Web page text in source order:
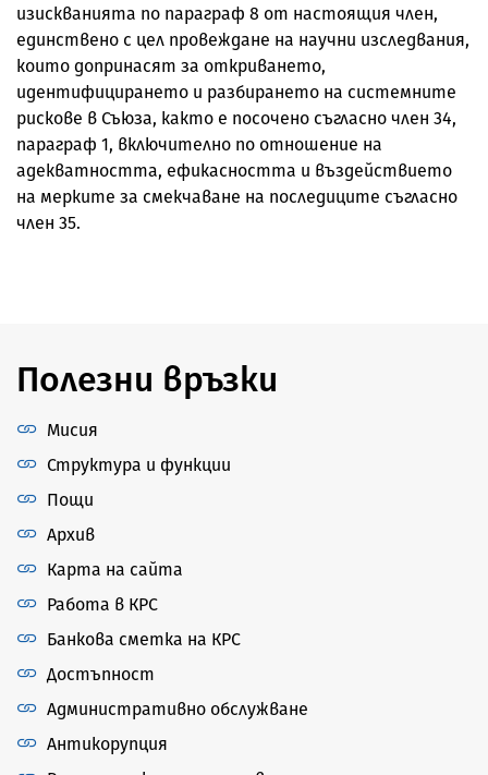
изискванията по параграф 8 от настоящия член,
единствено с цел провеждане на научни изследвания,
които допринасят за откриването,
идентифицирането и разбирането на системните
рискове в Съюза, както е посочено съгласно член 34,
параграф 1, включително по отношение на
адекватността, ефикасността и въздействието
на мерките за смекчаване на последиците съгласно
член 35.
Полезни връзки
Мисия
Структура и функции
Пощи
Архив
Карта на сайта
Работа в КРС
Банкова сметка на КРС
Достъпност
Административно обслужване
Антикорупция